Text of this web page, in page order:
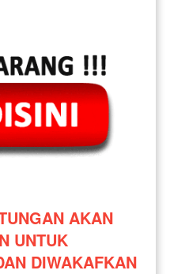
AKAN
UNTUK
DIWAKAFKAN